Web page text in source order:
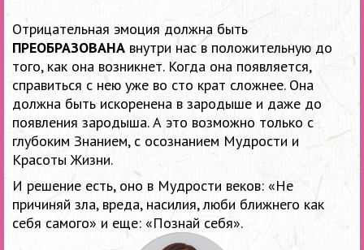
Отрицательная эмоция должна быть
ПРЕОБРАЗОВАНА внутри нас в положительную до
того, как она возникнет. Когда она появляется,
справиться с нею уже во сто крат сложнее. Она
должна быть искоренена в зародыше и даже до
появления зародыша. А это возможно только с
глубоким Знанием, с осознанием Мудрости и
Красоты Жизни.
И решение есть, оно в Мудрости веков: «Не
причиняй зла, вреда, насилия, люби ближнего как
себя самого» и еще: «Познай себя».